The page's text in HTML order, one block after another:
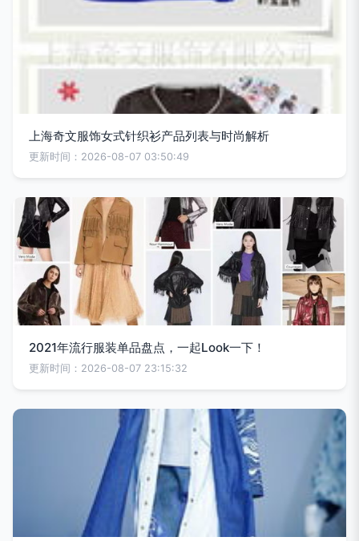
上海奇文服饰女式针织衫产品列表与时尚解析
更新时间：2026-08-07 03:50:49
2021年流行服装单品盘点，一起Look一下！
更新时间：2026-08-07 23:15:32